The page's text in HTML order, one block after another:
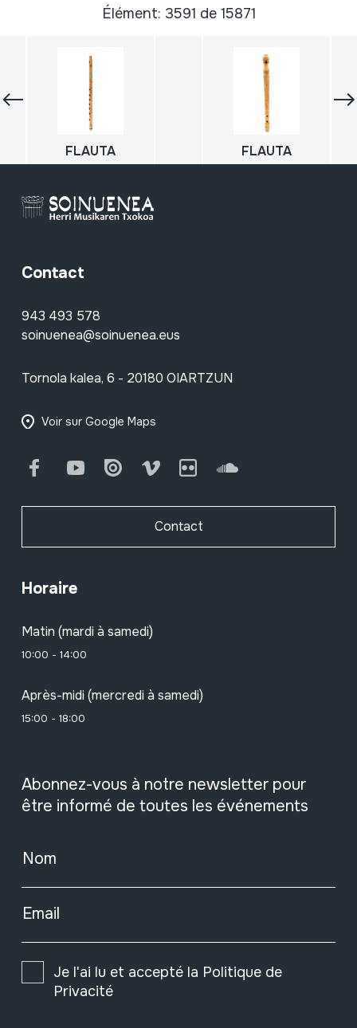
Élément: 3591 de 15871
FLAUTA FLAUTA
Contact
943 493 578
soinuenea@soinuenea.eus
Tornola kalea, 6 - 20180 OIARTZUN
Voir sur Google Maps
FacebookYoutube Issuu Vimeo Flickr SoundCloud
Contact
Horaire
Matin (mardi à samedi)
10:00 - 14:00
Après-midi (mercredi à samedi)
15:00 - 18:00
Abonnez-vous à notre newsletter pour
être informé de toutes les événements
Nom
Email
Je l'ai lu et accepté la Politique de
Privacité